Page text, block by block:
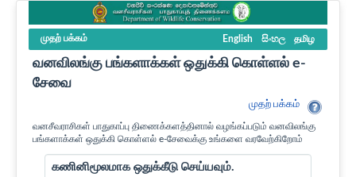
முதற் பக்கம் English සිංහල தமிழ
வனவிலங்கு பங்களாக்கள் ஒதுக்கி கொள்ளல் e-
சேவை
முதற் பக்கம்
வனசீவராசிகள் பாதுகாப்பு திணைக்களத்தினால் வழங்கப்படும் வனவிலங்கு
பங்களாக்கள் ஒதுக்கி கொள்ளல் e-சேவைக்கு உங்களை வரவேற்கிறோம்
கணினிமூலமாக ஒதுக்கீடு செய்யவும்.